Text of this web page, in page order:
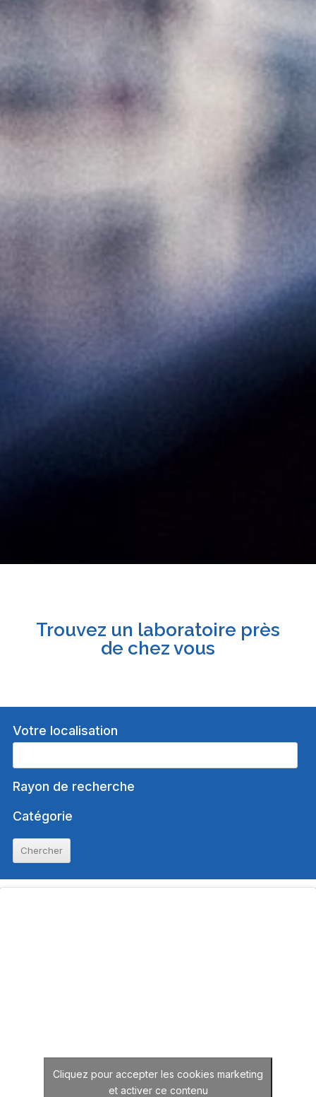
Trouvez un laboratoire près
de chez vous
Votre localisation
Rayon de recherche
Catégorie
Cliquez pour accepter les cookies marketing
et activer ce contenu